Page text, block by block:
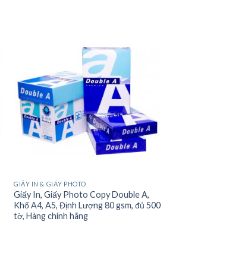
GIẤY IN & GIẤY PHOTO
Giấy In, Giấy Photo Copy Double A,
Khổ A4, A5, Định Lượng 80 gsm, đủ 500
tờ, Hàng chính hãng